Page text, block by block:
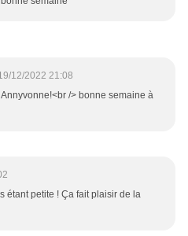
12/2022 21:08
/> bonne semaine à
étant petite ! Ça fait plaisir de la